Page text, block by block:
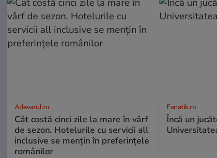
Adevarul.ro
Cât costă cinci zile la mare în vârf
de sezon. Hotelurile cu servicii all
inclusive se mențin în preferințele
românilor
Fanatik.ro
Încă un